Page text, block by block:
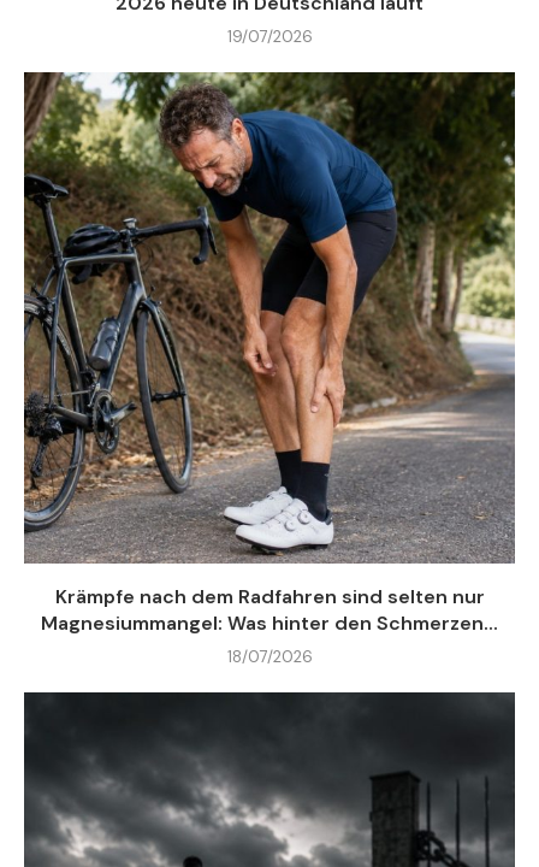
19/07/2026
Krämpfe nach dem Radfahren sind selten nur
Magnesiummangel: Was hinter den Schmerzen...
18/07/2026